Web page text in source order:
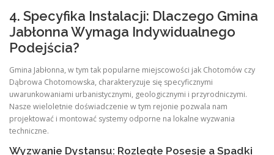
4. Specyfika Instalacji: Dlaczego Gmina
Jabłonna Wymaga Indywidualnego
Podejścia?
Gmina Jabłonna, w tym tak popularne miejscowości jak Chotomów czy
Dąbrowa Chotomowska, charakteryzuje się specyficznymi
uwarunkowaniami urbanistycznymi, geologicznymi i przyrodniczymi.
Nasze wieloletnie doświadczenie w tym rejonie pozwala nam
projektować i montować systemy odporne na lokalne wyzwania
techniczne.
Wyzwanie Dystansu: Rozległe Posesje a Spadki